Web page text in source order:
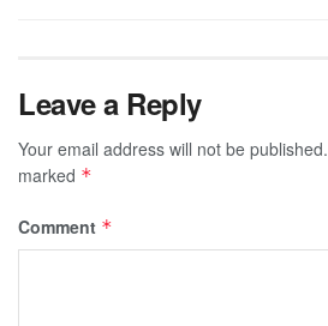
Leave a Reply
Your email address will not be published.
marked *
Comment *